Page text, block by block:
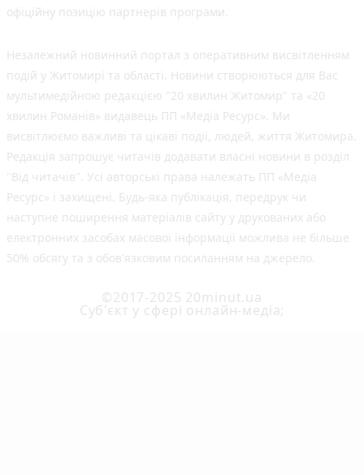
офіційну позицію партнерів програми.
Незалежний новинний портал з оперативним висвітленням
подій у Житомирі та області. Новини створюються для Вас
мультимедійною редакцією "20 хвилин Житомир" та «20
хвилин Романів» видавець ПП «Медіа Ресурс». Ми
висвітлюємо важливі та цікаві події, людей, життя Житомира.
Редакція запрошує читачів додавати власні новини в розділ
"Від читачів". Усі авторські права належать ПП «Медіа
Ресурс» і захищені. Будь-яка публiкацiя, передрук чи
наступне поширення матеріалів сайту у друкованих або
електронних засобах масової інформації можлива не більше
50% обсягу та з обов'язковим посиланням на джерело.
©2017-2025 20minut.ua
Cуб'єкт у сфері онлайн-медіа;